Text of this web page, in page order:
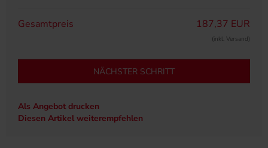
Gesamtpreis 187,37 EUR
(inkl. Versand)
NÄCHSTER SCHRITT
Als Angebot drucken
Diesen Artikel weiterempfehlen